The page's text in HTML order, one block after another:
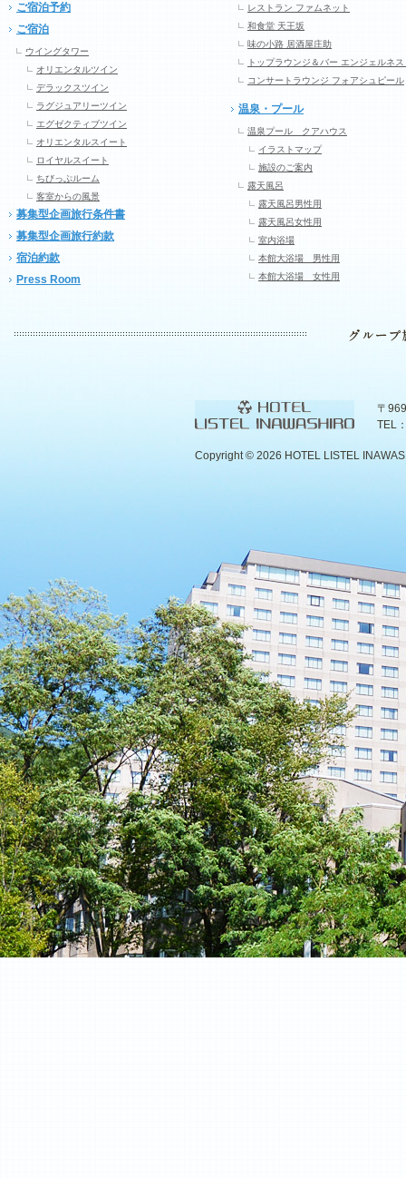
ご宿泊予約
ご宿泊
ウイングタワー
オリエンタルツイン
デラックスツイン
ラグジュアリーツイン
エグゼクティブツイン
オリエンタルスイート
ロイヤルスイート
ちびっぷルーム
客室からの風景
募集型企画旅行条件書
募集型企画旅行約款
宿泊約款
Press Room
レストラン ファムネット
和食堂 天王坂
味の小路 居酒屋庄助
トップラウンジ＆バー エンジェルネス
コンサートラウンジ フォアシュピール
温泉・プール
温泉プール クアハウス
イラストマップ
施設のご案内
露天風呂
露天風呂男性用
露天風呂女性用
室内浴場
本館大浴場 男性用
本館大浴場 女性用
〒
TEL
Copyright © 2026 HOTEL LISTEL